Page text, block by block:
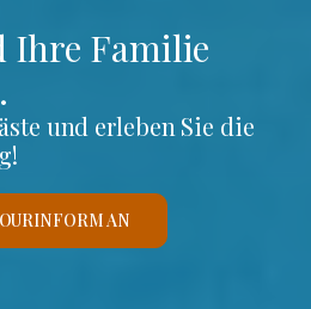
Ihre Familie
und erleben Sie die
AN